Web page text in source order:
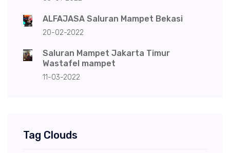
ALFAJASA Saluran Mampet Bekasi
20-02-2022
Saluran Mampet Jakarta Timur
Wastafel mampet
11-03-2022
Tag Clouds